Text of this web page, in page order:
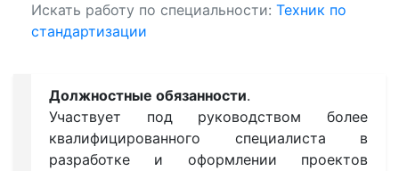
Искать работу по специальности: Техник по
стандартизации
Должностные обязанности.
Участвует под руководством более
квалифицированного специалиста в
разработке и оформлении проектов